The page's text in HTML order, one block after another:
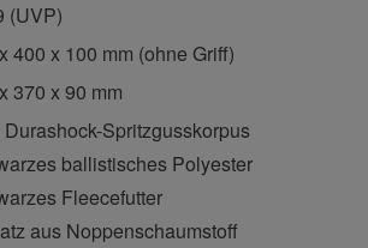
(UVP)
400 x 100 mm (ohne Griff)
370 x 90 mm
Durashock-Spritzgusskorpus
ballistisches Polyester
Fleecefutter
aus Noppenschaumstoff